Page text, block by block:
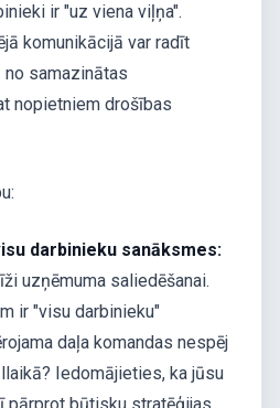
ir "uz viena viļņa".
komunikācijā var radīt
samazinātas
nopietniem drošības
darbinieku sanāksmes:
uzņēmuma saliedēšanai.
ir "visu darbinieku"
daļa komandas nespēj
Iedomājieties, ka jūsu